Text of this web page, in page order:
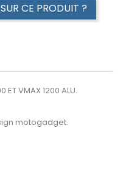
CE PRODUIT ?
ET VMAX 1200 ALU.
motogadget.